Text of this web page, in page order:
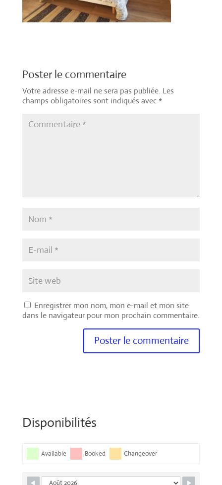
Poster le commentaire
Votre adresse e-mail ne sera pas publiée. Les
champs obligatoires sont indiqués avec *
Enregistrer mon nom, mon e-mail et mon site
dans le navigateur pour mon prochain commentaire.
Disponibilités
Available Booked Changeover